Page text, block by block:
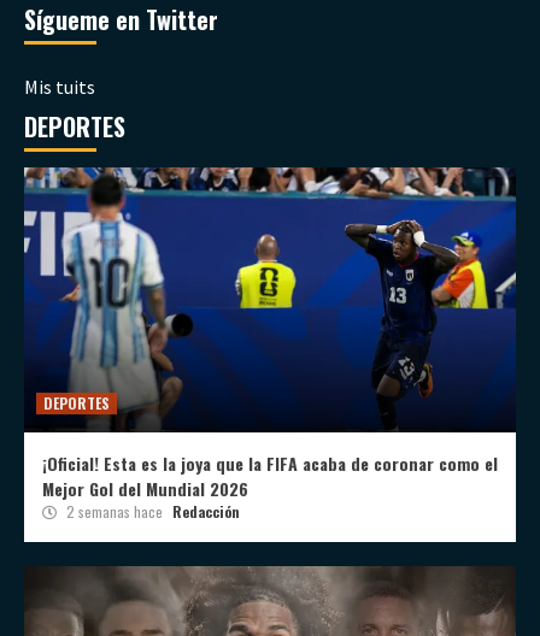
Sígueme en Twitter
Mis tuits
DEPORTES
DEPORTES
¡Oficial! Esta es la joya que la FIFA acaba de coronar como el
Mejor Gol del Mundial 2026
2 semanas hace Redacción